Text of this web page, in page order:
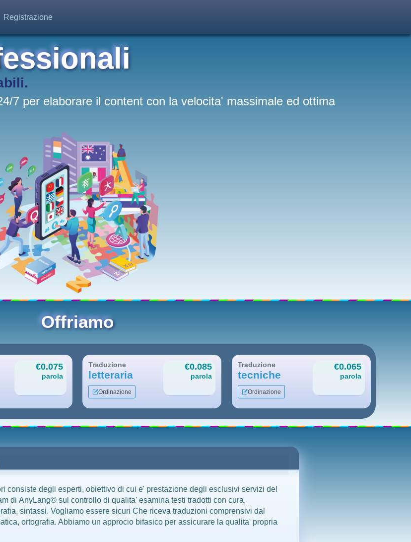
Registrazione
7 per elaborare il content con la velocita' massimale ed ottima
Offriamo
€0.075
parola
Traduzione
letteraria
Ordinazione
€0.085
parola
Traduzione
tecniche
Ordinazione
€0.065
parola
consiste degli esperti, obiettivo di cui e' prestazione degli esclusivi servizi del
di AnyLang©sul controllo di qualita' esamina testi tradotti con cura,
sintassi. Vogliamo essere sicuri Che riceva traduzioni comprensivi dal
ortografia. Abbiamo un approcio bifasico per assicurare la qualita' propria